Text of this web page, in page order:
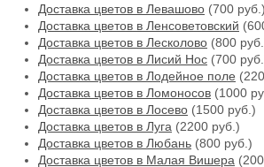
Доставка цветов в Левашово (700 руб.)
Доставка цветов в Ленсоветовский
Доставка цветов в Лесколово (800
Доставка цветов в Лисий Нос (700
Доставка цветов в Лодейное поле
Доставка цветов в Ломоносов (1000
Доставка цветов в Лосево (1500 руб.)
Доставка цветов в Луга (2200 руб.)
Доставка цветов в Любань (800 руб.)
Доставка цветов в Малая Вишера